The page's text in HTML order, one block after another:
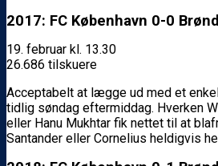
2017: FC København 0-0
19. februar kl. 13.30
26.686 tilskuere
Acceptabelt at lægge ud med et
tidlig søndag eftermiddag. Hverken
eller Hanu Mukhtar fik nettet til at
Santander eller Cornelius heldigvis